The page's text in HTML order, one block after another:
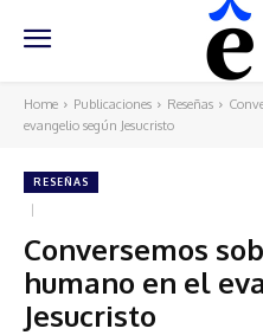
Home Publicaciones Reseñas
evangelio según Jesucristo
RESEÑAS
Conversemos
humano en el
Jesucristo